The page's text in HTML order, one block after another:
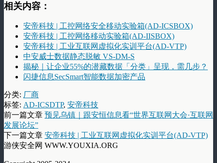
相关内容：
安帝科技 | 工控网络安全移动实验箱(AD-ICSBOX)
安帝科技 | 工控网络移动实验箱(AD-IISBOX)
安帝科技 | 工业互联网虚拟化实训平台(AD-VTP)
中安威士数据静态脱敏 VS-DM-S
揭秘｜让企业55%的潜藏数据「分类」呈现，需几步？
闪捷信息SecSmart智能数据加密产品
分类: 厂商
标签: AD-ICSDTP, 安帝科技
前一篇文章 预见乌镇｜跟安恒信息看“世界互联网大会·互联网
发展论坛”
下一篇文章 安帝科技 | 工业互联网虚拟化实训平台(AD-VTP)
游侠安全网 WWW.YOUXIA.ORG